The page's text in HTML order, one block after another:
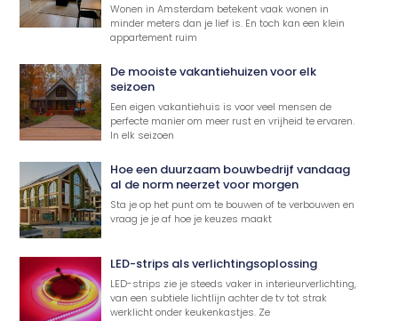
Wonen in Amsterdam betekent vaak wonen in
minder meters dan je lief is. En toch kan een klein
appartement ruim
De mooiste vakantiehuizen voor elk
seizoen
Een eigen vakantiehuis is voor veel mensen de
perfecte manier om meer rust en vrijheid te ervaren.
In elk seizoen
Hoe een duurzaam bouwbedrijf vandaag
al de norm neerzet voor morgen
Sta je op het punt om te bouwen of te verbouwen en
vraag je je af hoe je keuzes maakt
LED-strips als verlichtingsoplossing
LED-strips zie je steeds vaker in interieurverlichting,
van een subtiele lichtlijn achter de tv tot strak
werklicht onder keukenkastjes. Ze